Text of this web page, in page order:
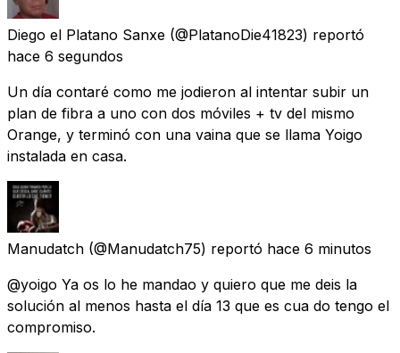
Diego el Platano Sanxe (@PlatanoDie41823) reportó
hace 6 segundos
Un día contaré como me jodieron al intentar subir un
plan de fibra a uno con dos móviles + tv del mismo
Orange, y terminó con una vaina que se llama Yoigo
instalada en casa.
Manudatch (@Manudatch75) reportó hace 6 minutos
@yoigo Ya os lo he mandao y quiero que me deis la
solución al menos hasta el día 13 que es cua do tengo el
compromiso.